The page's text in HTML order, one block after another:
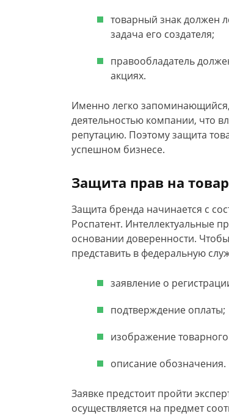
товарный знак должен
задача его создателя;
правообладатель
акциях.
Именно легко
деятельностью компании, что
репутацию. Поэтому защита
успешном бизнесе.
Защита прав на
Защита бренда начинается с
Роспатент. Интеллектуальные
основании доверенности.
представить в федеральную
заявление о
подтверждение оплаты;
изображение товарного
описание обозначения.
Заявке предстоит пройти
осуществляется на предмет